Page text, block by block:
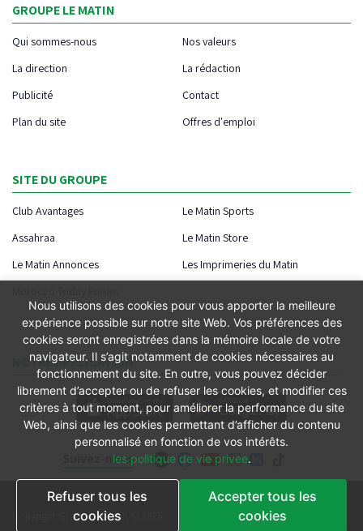
Suivez-nous
GROUPE LE MATIN
Qui sommes-nous
Nos valeurs
La direction
La rédaction
Publicité
Contact
Plan du site
Offres d'emploi
SITE DU GROUPE
Club Avantages
Le Matin Sports
Assahraa
Le Matin Store
Le Matin Annonces
Les Imprimeries du Matin
NOTRE APPLICATION
Copyright Groupe le Matin © 2026
Conditions générales
Conditions de vente
Nous utilisons des cookies pour vous apporter la meilleure
expérience possible sur notre site Web. Vos préférences des
cookies seront enregistrées dans la mémoire locale de votre
navigateur. Il s’agit notamment de cookies nécessaires au
fonctionnement du site. En outre, vous pouvez décider
librement d’accepter ou de refuser les cookies, et modifier ces
critères à tout moment, pour améliorer la performance du site
Web, ainsi que les cookies permettant d’afficher du contenu
personnalisé en fonction de vos intérêts.
les politique de vie privee.
Refuser tous les
cookies
Accepter tous les
cookies